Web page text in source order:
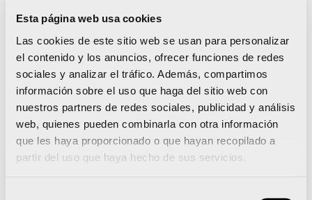
Esta página web usa cookies
Las cookies de este sitio web se usan para personalizar
el contenido y los anuncios, ofrecer funciones de redes
sociales y analizar el tráfico. Además, compartimos
información sobre el uso que haga del sitio web con
nuestros partners de redes sociales, publicidad y análisis
web, quienes pueden combinarla con otra información
que les haya proporcionado o que hayan recopilado a
partir del uso que haya hecho de sus servicios.
masculina como femenina. La prueba de 21
kilómetros de València también se considerael
mejor medio maratón de España
Inscríbete ahora en el Maratón Valencia y disfruta
de descuentos increíbles. ¡Cuanto antes lo hagas,
más barato será!
Cómo acabar el mejor maratón de España en